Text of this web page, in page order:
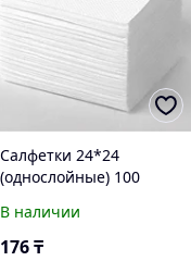
Салфетки 24*24
(однослойные) 100
В наличии
176₸